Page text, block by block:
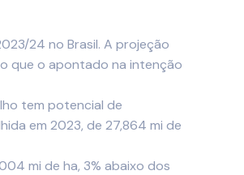
24 no Brasil. A projeção
que o apontado na intenção
tem potencial de
em 2023, de 27,864 mi de
mi de ha, 3% abaixo dos